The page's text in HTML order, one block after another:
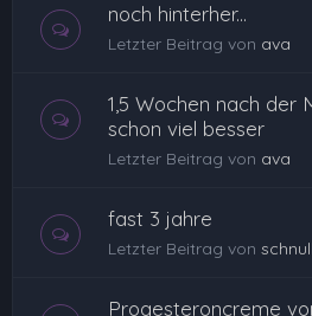
noch hinterher...
Letzter Beitrag von ava
1,5 Wochen nach der
schon viel besser
Letzter Beitrag von ava
fast 3 jahre
Letzter Beitrag von
Progesteroncreme